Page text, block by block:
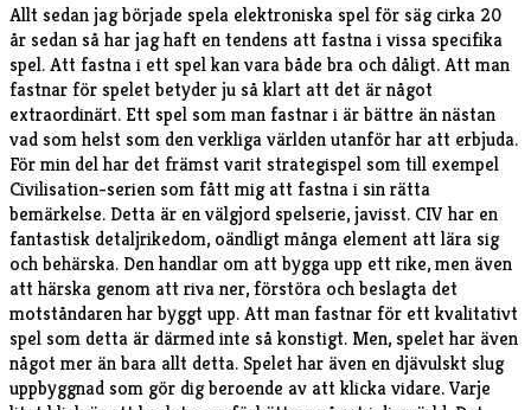
Allt sedan jag började spela elektroniska spel för säg cirka 20
år sedan så har jag haft en tendens att fastna i vissa specifika
spel. Att fastna i ett spel kan vara både bra och dåligt. Att man
fastnar för spelet betyder ju så klart att det är något
extraordinärt. Ett spel som man fastnar i är bättre än nästan
vad som helst som den verkliga världen utanför har att erbjuda.
För min del har det främst varit strategispel som till exempel
Civilisation-serien som fått mig att fastna i sin rätta
bemärkelse. Detta är en välgjord spelserie, javisst. CIV har en
fantastisk detaljrikedom, oändligt många element att lära sig
och behärska. Den handlar om att bygga upp ett rike, men även
att härska genom att riva ner, förstöra och beslagta det
motståndaren har byggt upp. Att man fastnar för ett kvalitativt
spel som detta är därmed inte så konstigt. Men, spelet har även
något mer än bara allt detta. Spelet har även en djävulskt slug
uppbyggnad som gör dig beroende av att klicka vidare. Varje